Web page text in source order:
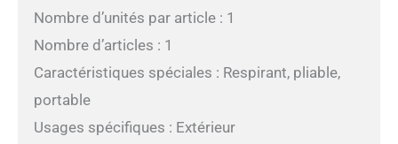
Nombre d’unités par article : 1
Nombre d’articles : 1
Caractéristiques spéciales : Respirant, pliable,
portable
Usages spécifiques : Extérieur